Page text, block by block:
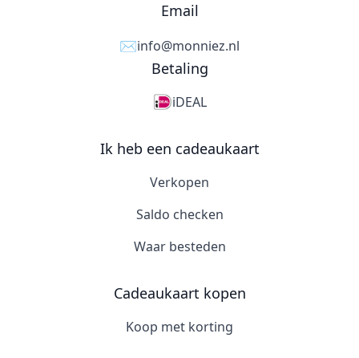
Email
✉️info@monniez.nl
Betaling
iDEAL
Ik heb een cadeaukaart
Verkopen
Saldo checken
Waar besteden
Cadeaukaart kopen
Koop met korting